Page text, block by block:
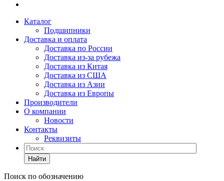
Каталог
Подшипники
Доставка и оплата
Доставка по России
Доставка из-за рубежа
Доставка из Китая
Доставка из США
Доставка из Азии
Доставка из Европы
Производители
О компании
Новости
Контакты
Реквизиты
Найти
Поиск по обозначению